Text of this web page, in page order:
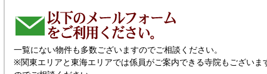
一覧にない物件も多数ございますのでご相談ください。
※関東エリアと東海エリアでは係員がご案内できる寺院もございま